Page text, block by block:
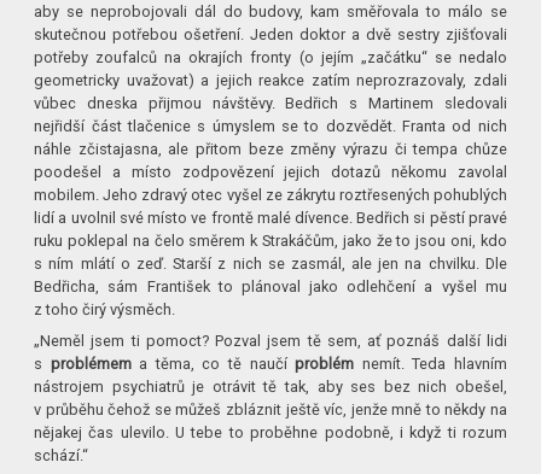
aby se neprobojovali dál do budovy, kam směřovala to málo se
skutečnou potřebou ošetření. Jeden doktor a dvě sestry zjišťovali
potřeby zoufalců na okrajích fronty (o jejím „začátku“ se nedalo
geometricky uvažovat) a jejich reakce zatím neprozrazovaly, zdali
vůbec dneska přijmou návštěvy. Bedřich s Martinem sledovali
nejřidší část tlačenice s úmyslem se to dozvědět. Franta od nich
náhle zčistajasna, ale přitom beze změny výrazu či tempa chůze
poodešel a místo zodpovězení jejich dotazů někomu zavolal
mobilem. Jeho zdravý otec vyšel ze zákrytu roztřesených pohublých
lidí a uvolnil své místo ve frontě malé dívence. Bedřich si pěstí pravé
ruku poklepal na čelo směrem k Strakáčům, jako že to jsou oni, kdo
s ním mlátí o zeď. Starší z nich se zasmál, ale jen na chvilku. Dle
Bedřicha, sám František to plánoval jako odlehčení a vyšel mu
z toho čirý výsměch.
„Neměl jsem ti pomoct? Pozval jsem tě sem, ať poznáš další lidi
s problémema těma, co tě naučíproblém nemít. Teda hlavním
nástrojem psychiatrů je otrávit tě tak, aby ses bez nich obešel,
v průběhu čehož se můžeš zbláznit ještě víc, jenže mně to někdy na
nějakej čas ulevilo. U tebe to proběhne podobně, i když ti rozum
schází.“